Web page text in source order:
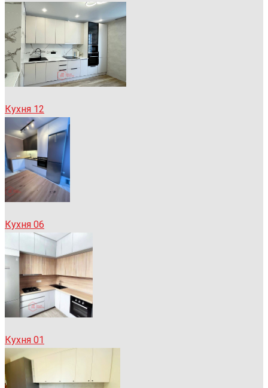
Кухня 12
Кухня 06
Кухня 01